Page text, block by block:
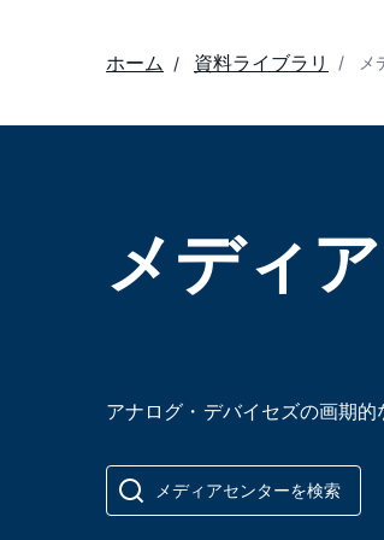
ホーム 資料ライブラリ メ
メディ
アナログ・デバイセズの画期
メディアセンターを検索